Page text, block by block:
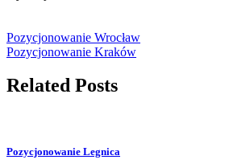
Pozycjonowanie Wrocław
Pozycjonowanie Kraków
Related Posts
Pozycjonowanie Legnica